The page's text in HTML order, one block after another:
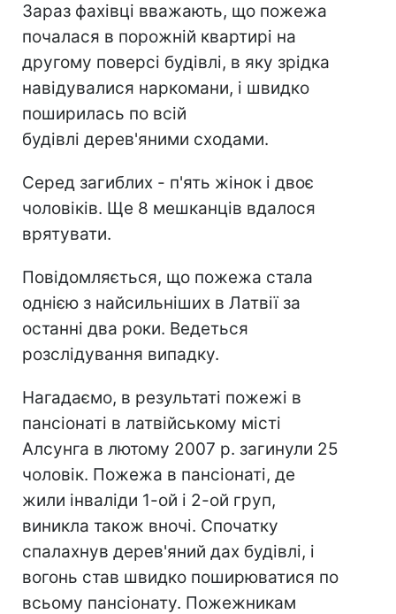
Зараз фахівці вважають, що пожежа
почалася в порожній квартирі на
другому поверсі будівлі, в яку зрідка
навідувалися наркомани, і швидко
поширилась по всій
будівлі дерев'яними сходами.
Серед загиблих - п'ять жінок і двоє
чоловіків. Ще 8 мешканців вдалося
врятувати.
Повідомляється, що пожежа стала
однією з найсильніших в Латвії за
останні два роки. Ведеться
розслідування випадку.
Нагадаємо, в результаті пожежі в
пансіонаті в латвійському місті
Алсунга в лютому 2007 р. загинули 25
чоловік. Пожежа в пансіонаті, де
жили інваліди 1-ой і 2-ой груп,
виникла також вночі. Спочатку
спалахнув дерев'яний дах будівлі, і
вогонь став швидко поширюватися по
всьому пансіонату. Пожежникам